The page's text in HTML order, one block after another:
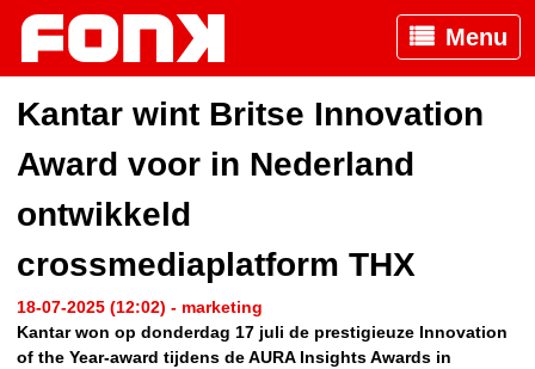
Menu
Kantar wint Britse Innovation
Award voor in Nederland
ontwikkeld
crossmediaplatform THX
18-07-2025 (12:02) - marketing
Kantar won op donderdag 17 juli de prestigieuze Innovation
of the Year-award tijdens de AURA Insights Awards in